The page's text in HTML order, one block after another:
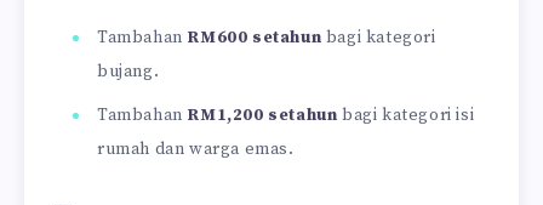
Tambahan RM600 setahun bagi kategori
bujang.
Tambahan RM1,200 setahun bagi kategori isi
rumah dan warga emas.